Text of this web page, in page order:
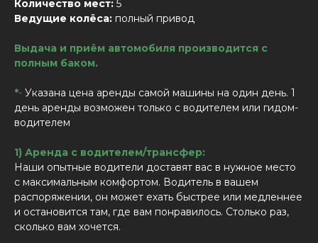
Количество мест: 5
Ведущие колёса: полный привод
Выдача и приём автомобиля производится с
полным баком.
*- Указана цена аренды самой машины на один день. 1
день аренды возможен только с водителем или гидом-
водителем
1) Аренда с водителем/трансфер:
Наши опытные водители доставят вас в нужное место
с максимальным комфортом. Водитель в вашем
распоряжении, он может ехать быстрее или медленнее
и остановится там, где вам понравилось. Столько раз,
сколько вам хочется.